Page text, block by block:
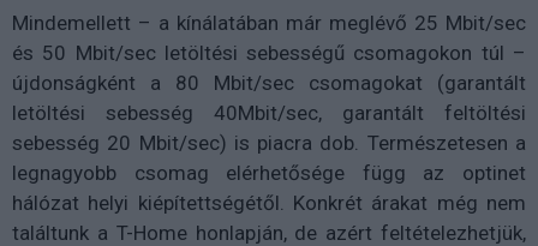
Mindemellett – a kínálatában már meglévő 25 Mbit/sec
és 50 Mbit/sec letöltési sebességű csomagokon túl –
újdonságként a 80 Mbit/sec csomagokat (garantált
letöltési sebesség 40Mbit/sec, garantált feltöltési
sebesség 20 Mbit/sec) is piacra dob. Természetesen a
legnagyobb csomag elérhetősége függ az optinet
hálózat helyi kiépítettségétől. Konkrét árakat még nem
találtunk a T-Home honlapján, de azért feltételezhetjük,